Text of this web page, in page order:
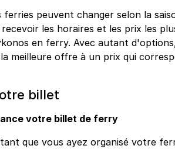
ferries peuvent changer selon la
les horaires et les prix les
en ferry. Avec autant
meilleure offre à un prix qui
billet
votre billet de ferry
que vous ayez organisé votre